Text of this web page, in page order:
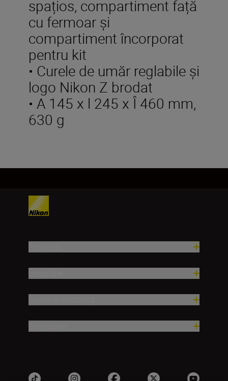
spațios, compartiment față
cu fermoar și
compartiment încorporat
pentru kit
• Curele de umăr reglabile și
logo Nikon Z brodat
• A 145 x l 245 x Î 460 mm,
630 g